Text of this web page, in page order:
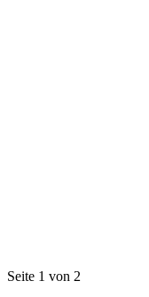
Seite 1 von 2